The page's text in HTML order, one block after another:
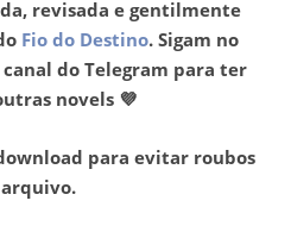
revisada e gentilmente
Fio do Destino. Sigam no
do Telegram para ter
novels 💜
para evitar roubos